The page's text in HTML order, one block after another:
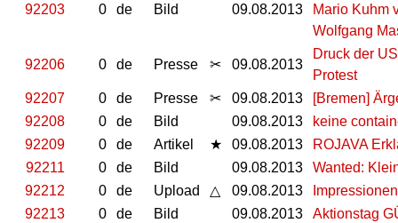
92203 0 de Bild 09.08.2013
Mario Kuhm
Wolfgang
92206 0 de Presse ✂ 09.08.2013
Druck der
Protest
92207
0 de Presse ✂ 09.08.2013
[Bremen]
92208
0 de Bild 09.08.2013
keine
92209
0 de Artikel ★ 09.08.2013
ROJAVA
92211
0 de Bild 09.08.2013
Wanted:
92212
0 de Upload △ 09.08.2013
92213
0 de Bild 09.08.2013
Aktionstag